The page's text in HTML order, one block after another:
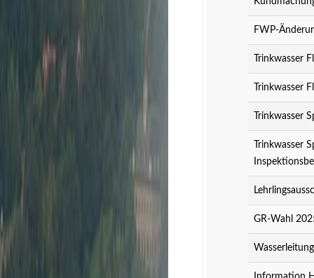
FWP-
Trinkwasser
Trinkwasser
Trinkwasser
Trinkwasser
GR-Wahl